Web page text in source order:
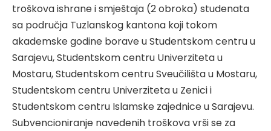
troškova ishrane i smještaja (2 obroka) studenata
sa područja Tuzlanskog kantona koji tokom
akademske godine borave u Studentskom centru u
Sarajevu, Studentskom centru Univerziteta u
Mostaru, Studentskom centru Sveučilišta u Mostaru,
Studentskom centru Univerziteta u Zenici i
Studentskom centru Islamske zajednice u Sarajevu.
Subvencioniranje navedenih troškova vrši se za